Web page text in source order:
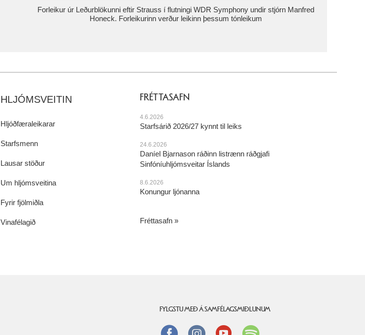
Forleikur úr Leðurblökunni eftir Strauss í flutningi WDR Symphony undir stjórn Manfred
Honeck. Forleikurinn verður leikinn þessum tónleikum
HLJÓMSVEITIN
Hljóðfæraleikarar
Starfsmenn
Lausar stöður
Um hljómsveitina
Fyrir fjölmiðla
Vinafélagið
FRÉTTASAFN
4.6.2026
Starfsárið 2026/27 kynnt til leiks
24.6.2026
Daníel Bjarnason ráðinn listrænn ráðgjafi
Sinfóníuhljómsveitar Íslands
8.6.2026
Konungur ljónanna
Fréttasafn
FYLGSTU MEÐ Á SAMFÉLAGSMIÐLUNUM
FacebookinstagramYoutube